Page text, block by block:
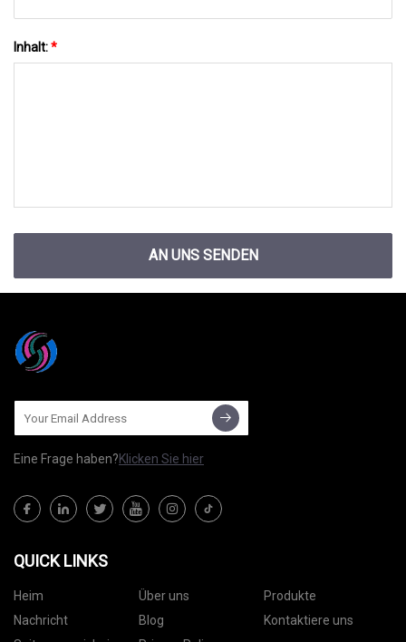
Inhalt:*
AN UNS SENDEN
Eine Frage haben?Klicken Sie hier
QUICK LINKS
Heim Über uns
Produkte
Nachricht
Blog
Kontaktiere uns